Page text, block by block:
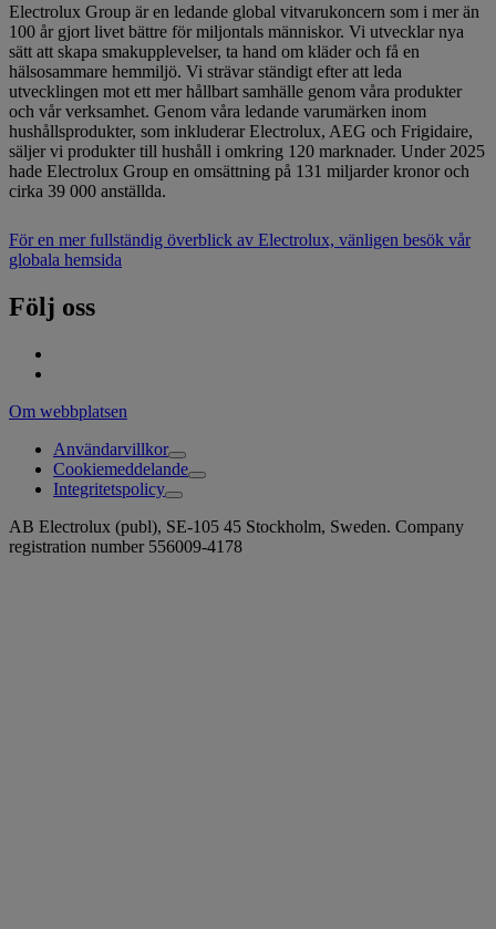
Electrolux Group är en ledande global vitvarukoncern som i mer än
100 år gjort livet bättre för miljontals människor. Vi utvecklar nya
sätt att skapa smakupplevelser, ta hand om kläder och få en
hälsosammare hemmiljö. Vi strävar ständigt efter att leda
utvecklingen mot ett mer hållbart samhälle genom våra produkter
och vår verksamhet. Genom våra ledande varumärken inom
hushållsprodukter, som inkluderar Electrolux, AEG och Frigidaire,
säljer vi produkter till hushåll i omkring 120 marknader. Under 2025
hade Electrolux Group en omsättning på 131 miljarder kronor och
cirka 39 000 anställda.
För en mer fullständig överblick av Electrolux, vänligen besök vår
globala hemsida
Följ oss
Om webbplatsen
Användarvillkor
Cookiemeddelande
Integritetspolicy
AB Electrolux (publ), SE-105 45 Stockholm, Sweden. Company
registration number 556009-4178